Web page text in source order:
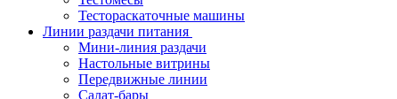
Тестораскаточные машины
Линии раздачи питания
Мини-линия раздачи
Настольные витрины
Передвижные линии
Салат-бары